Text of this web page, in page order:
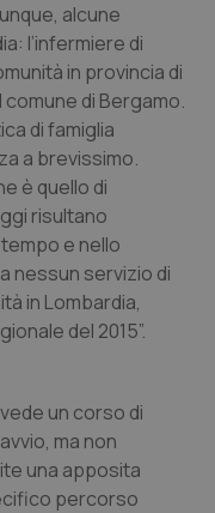
alcune
l’infermiere di
in provincia di
comune di Bergamo.
di famiglia
a brevissimo.
è quello di
risultano
e nello
nessun servizio di
in Lombardia,
del 2015”.
un corso di
ma non
una apposita
percorso